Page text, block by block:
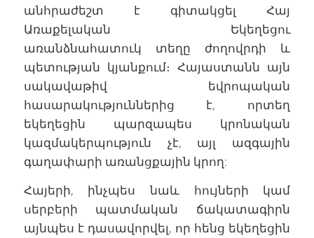
անհրաժեշտ է գիտակցել Հայ
Առաքելական Եկեղեցու
առանձնահատուկ տեղը ժողովրդի և
պետության կյանքում։ Հայաստանն այն
սակավաթիվ եվրոպական
հասարակություններից է, որտեղ
եկեղեցին պարզապես կրոնական
կազմակերպություն չէ, այլ ազգային
գաղափարի առանցքային կրող:
Հայերի, ինչպես նաև հույների կամ
սերբերի պատմական ճակատագիրն
այնպես է դասավորվել, որ հենց եկեղեցին